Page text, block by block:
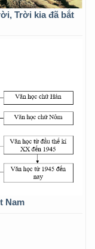
Trời kia đã bắt
Nam